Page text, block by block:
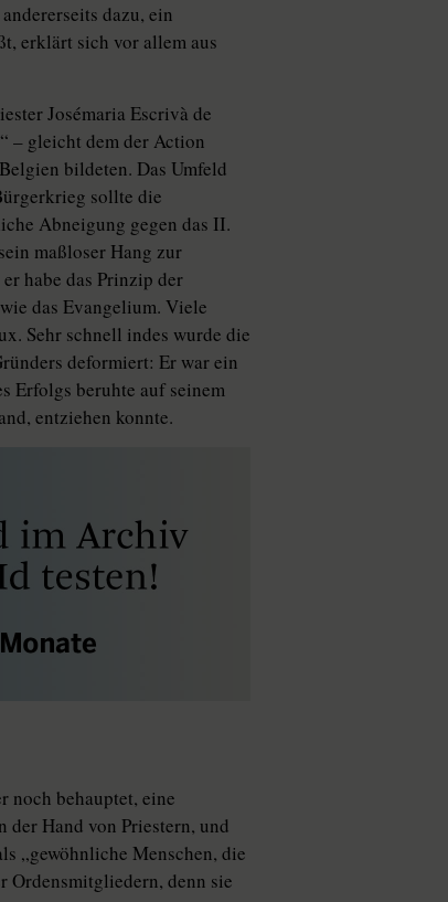
dazu, ein
erklärt sich vor allem aus
Josémaria Escrivà de
– gleicht dem der Action
bildeten. Das Umfeld
sollte die
Abneigung gegen das II.
maßloser Hang zur
habe das Prinzip der
das Evangelium. Viele
Sehr schnell indes wurde die
deformiert: Er war ein
Erfolgs beruhte auf seinem
entziehen konnte.
noch behauptet, eine
Hand von Priestern, und
„gewöhnliche Menschen, die
Ordensmitgliedern, denn sie